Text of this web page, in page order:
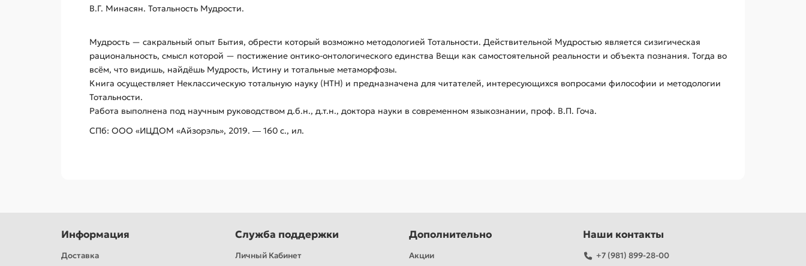
В.Г. Минасян. Тотальность Мудрости.
Мудрость — сакральный опыт Бытия, обрести который возможно методологией Тотальности. Действительной Мудростью является сизигическая
рациональность, смысл которой — постижение онтико-онтологического единства Вещи как самостоятельной реальности и объекта познания. Тогда во
всём, что видишь, найдёшь Мудрость, Истину и тотальные метаморфозы.
Книга осуществляет Неклассическую тотальную науку (НТН) и предназначена для читателей, интересующихся вопросами философии и методологии
Тотальности.
Работа выполнена под научным руководством д.б.н., д.т.н., доктора науки в современном языкознании, проф. В.П. Гоча.
СПб: ООО «ИЦДОМ «Айзорэль», 2019. ― 160 с., ил.
Информация
Доставка
Служба поддержки
Личный Кабинет
Дополнительно
Акции
Наши контакты
+7 (981) 899-28-00